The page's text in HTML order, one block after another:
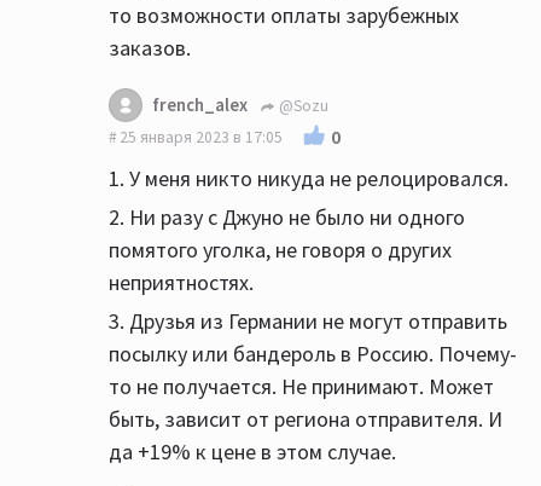
то возможности оплаты зарубежных
заказов.
french_alex
@Sozu
25 января 2023 в 17:05
0
1. У меня никто никуда не релоцировался.
2. Ни разу с Джуно не было ни одного
помятого уголка, не говоря о других
неприятностях.
3. Друзья из Германии не могут отправить
посылку или бандероль в Россию. Почему-
то не получается. Не принимают. Может
быть, зависит от региона отправителя. И
да +19% к цене в этом случае.